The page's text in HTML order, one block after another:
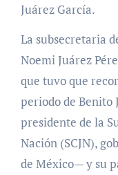
Juárez García.
La subsecretaria
Noemi Juárez
que tuvo que
periodo de Benito
presidente de la
Nación (SCJN),
de México— y su